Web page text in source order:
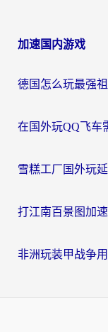
加速国内游戏